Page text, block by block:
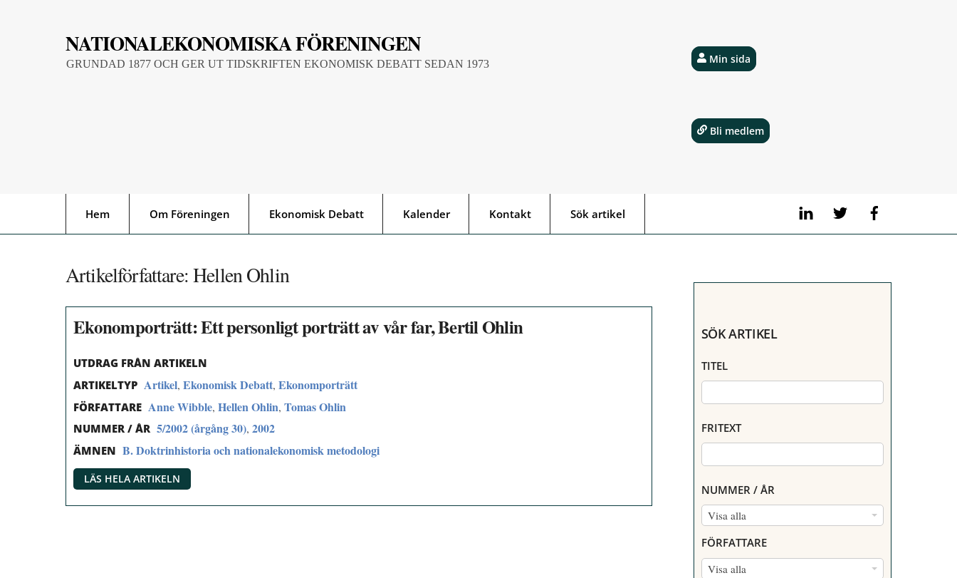
NATIONALEKONOMISKA FÖRENINGEN
GRUNDAD 1877 OCH GER UT TIDSKRIFTEN EKONOMISK DEBATT SEDAN 1973
LinkedIn Twitter
Hem Om Föreningen Ekonomisk Debatt Kalender Kontakt Sök artikel
Min sida
Bli medlem
Artikelförfattare:Hellen Ohlin
Ekonomporträtt: Ett personligt porträtt av vår far, Bertil Ohlin
UTDRAG FRÅN ARTIKELN
ARTIKELTYP Artikel, Ekonomisk Debatt, Ekonomporträtt
FÖRFATTARE Anne Wibble, Hellen Ohlin, Tomas Ohlin
NUMMER / ÅR 5/2002 (årgång 30), 2002
ÄMNEN B. Doktrinhistoria och nationalekonomisk metodologi
LÄS HELA ARTIKELN
SÖK ARTIKEL
TITEL
FRITEXT
NUMMER / ÅR
Visa alla
N
M
M
FÖRFATTARE
Visa alla